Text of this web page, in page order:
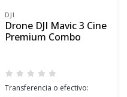
DJI
Drone DJI Mavic 3 Cine
Premium Combo
Transferencia o efectivo: